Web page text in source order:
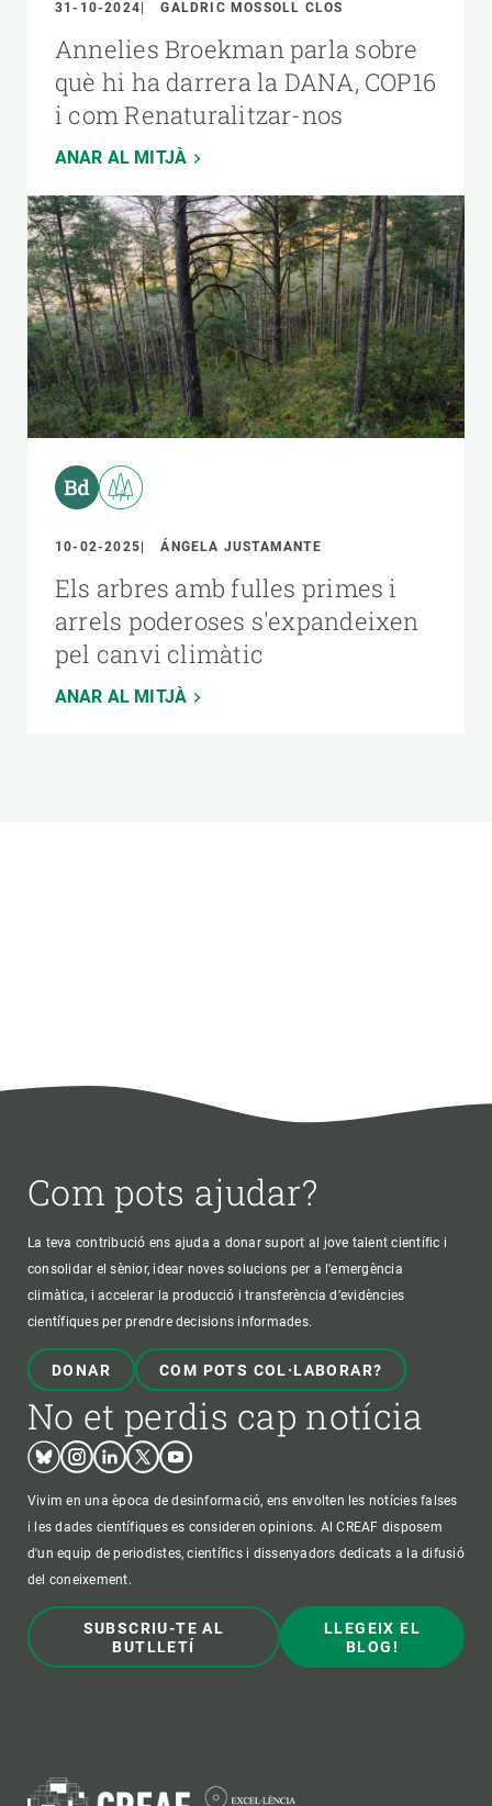
31-10-2024 GALDRIC MOSSOLL CLOS
Annelies Broekman parla sobre
què hi ha darrera la DANA, COP16
i com Renaturalitzar-nos
ANAR AL MITJÀ
10-02-2025 ÁNGELA JUSTAMANTE
Els arbres amb fulles primes i
arrels poderoses s'expandeixen
pel canvi climàtic
ANAR AL MITJÀ
Com pots ajudar?
La teva contribució ens ajuda a donar suport al jove talent científic i
consolidar el sènior, idear noves solucions per a l'emergència
climàtica, i accelerar la producció i transferència d’evidències
científiques per prendre decisions informades.
DONAR COM POTS COL·LABORAR?
No et perdis cap notícia
BlueskyInstagram
LinkedinTwitterYoutube
Vivim en una època de desinformació, ens envolten les notícies falses
i les dades científiques es consideren opinions. Al CREAF disposem
d'un equip de periodistes, científics i dissenyadors dedicats a la difusió
del coneixement.
SUBSCRIU-TE AL
BUTLLETÍ
LLEGEIX EL
BLOG!